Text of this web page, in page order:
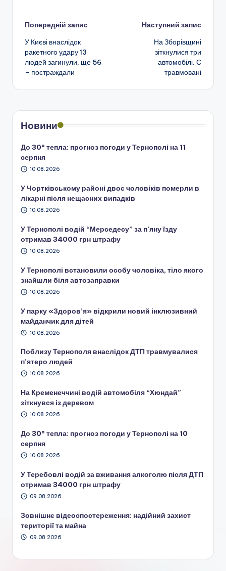
Навігація
по
запису
Попередній запис
У Києві внаслідок
ракетного удару 13
людей загинули, ще 56
– постраждали
Наступний запис
На Зборівщині
зіткнулися три
автомобілі. Є
травмовані
Новини
До 30° тепла: прогноз погоди у Тернополі на 11
серпня
10.08.2026
У Чортківському районі двоє чоловіків померли в
лікарні після нещасних випадків
10.08.2026
У Тернополі водій “Мерседесу” за п’яну їзду
отримав 34000 грн штрафу
10.08.2026
У Тернополі встановили особу чоловіка, тіло якого
знайшли біля автозаправки
10.08.2026
У парку «Здоров’я» відкрили новий інклюзивний
майданчик для дітей
10.08.2026
Поблизу Тернополя внаслідок ДТП травмувалися
п’ятеро людей
10.08.2026
На Кременеччині водій автомобіля “Хюндай”
зіткнувся із деревом
10.08.2026
До 30° тепла: прогноз погоди у Тернополі на 10
серпня
10.08.2026
У Теребовлі водій за вживання алкоголю після ДТП
отримав 34000 грн штрафу
09.08.2026
Зовнішнє відеоспостереження: надійний захист
території та майна
09.08.2026